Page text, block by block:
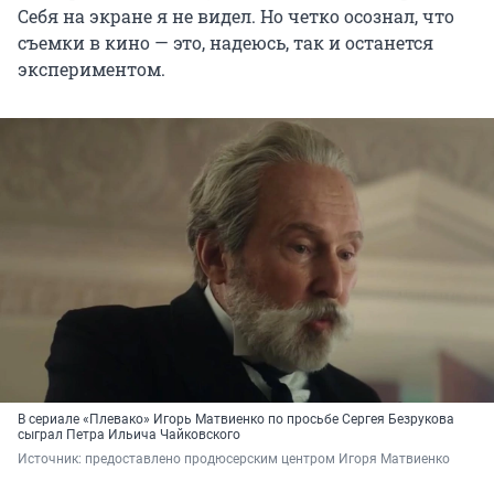
Себя на экране я не видел. Но четко осознал, что
съемки в кино — это, надеюсь, так и останется
экспериментом.
В сериале «Плевако» Игорь Матвиенко по просьбе Сергея Безрукова
сыграл Петра Ильича Чайковского
Источник: предоставлено продюсерским центром Игоря Матвиенко